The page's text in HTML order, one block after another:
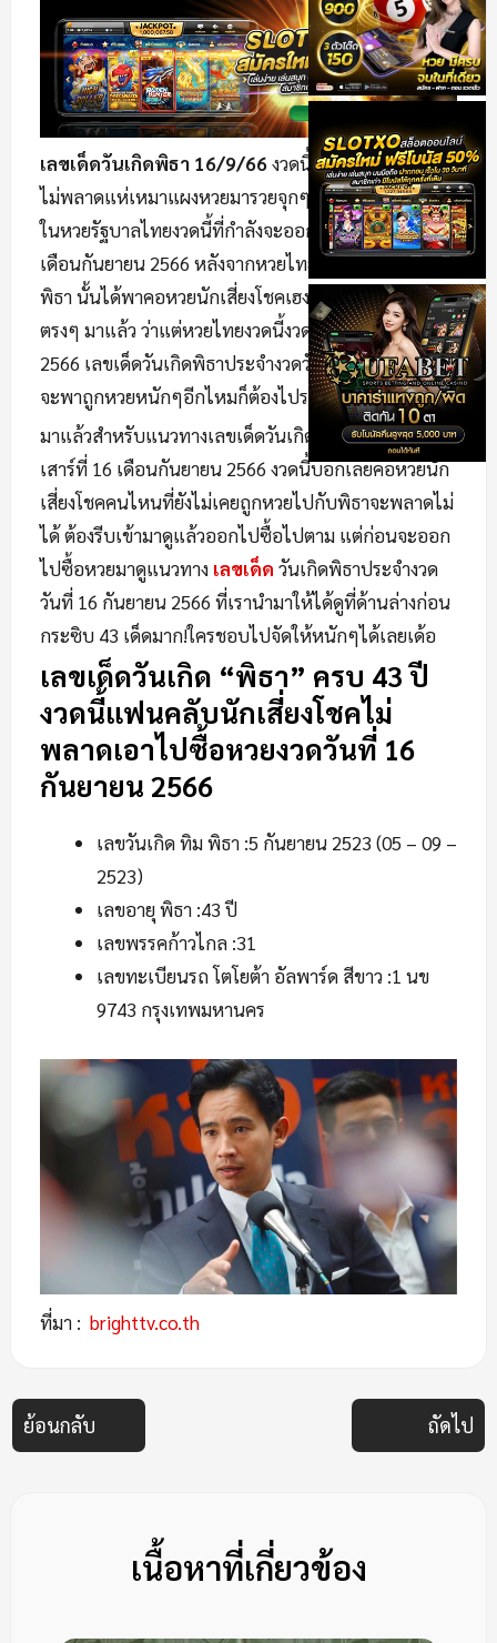
เลขเด็ดวันเกิดพิธา 16/9/66งวดนี้แฟนคลับด้อมส้ม
ไม่พลาดแห่เหมาแผงหวยมารวยจุกๆ แบบ 2-3 ตัวตรงๆ
ในหวยรัฐบาลไทยงวดนี้ที่กำลังจะออกในวันเสาร์ที่ 16
เดือนกันยายน 2566 หลังจากหวยไทยหลายงวดที่ผ่านมา
พิธา นั้นได้พาคอหวยนักเสี่ยงโชคเฮงปังแตก 2 ตัว 3 ตัว
ตรงๆ มาแล้ว ว่าแต่หวยไทยงวดนี้งวดวันที่ 16 กันยายน
2566 เลขเด็ดวันเกิดพิธาประจำงวดวันเสาร์ที่ 16 ก.ย. 66
จะพาถูกหวยหนักๆอีกไหมก็ต้องไปรอลุ้นพร้อมกัน
มาแล้วสำหรับแนวทางเลขเด็ดวันเกิดพิธาประจำงวดวัน
เสาร์ที่ 16 เดือนกันยายน 2566 งวดนี้บอกเลยคอหวยนัก
เสี่ยงโชคคนไหนที่ยังไม่เคยถูกหวยไปกับพิธาจะพลาดไม่
ได้ ต้องรีบเข้ามาดูแล้วออกไปซื้อไปตาม แต่ก่อนจะออก
ไปซื้อหวยมาดูแนวทาง เลขเด็ด วันเกิดพิธาประจำงวด
วันที่ 16 กันยายน 2566 ที่เรานำมาให้ได้ดูที่ด้านล่างก่อน
กระซิบ 43 เด็ดมาก!ใครชอบไปจัดให้หนักๆได้เลยเด้อ
เลขเด็ดวันเกิด “พิธา” ครบ 43 ปี
งวดนี้แฟนคลับนักเสี่ยงโชคไม่
พลาดเอาไปซื้อหวยงวดวันที่ 16
กันยายน 2566
เลขวันเกิด ทิม พิธา :5 กันยายน 2523 (05 – 09 –
2523)
เลขอายุ พิธา :43 ปี
เลขพรรคก้าวไกล :31
เลขทะเบียนรถ โตโยต้า อัลพาร์ด สีขาว :1 นข
9743 กรุงเทพมหานคร
ที่มา : brighttv.co.th
ย้อนกลับ ถัดไป
เนื้อหาที่เกี่ยวข้อง